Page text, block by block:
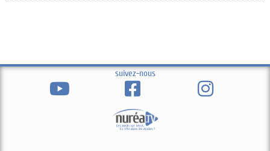
suivez-nous